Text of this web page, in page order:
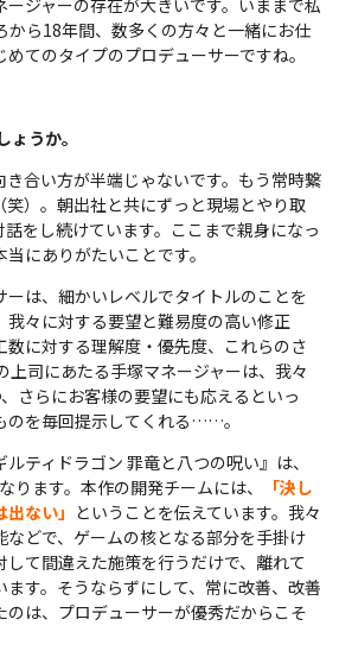
ジャーの存在が大きいです。いままで私
から18年間、数多くの方々と一緒にお仕
てのタイプのプロデューサーですね。
うか。
き合い方が半端じゃないです。もう常時繋
）。朝出社と共にずっと現場とやり取
話をし続けています。ここまで親身になっ
にありがたいことです。
ーは、細かいレベルでタイトルのことを
我々に対する要望と難易度の高い修正
数に対する理解度・優先度、これらのさ
上司にあたる手塚マネージャーは、我々
さらにお客様の要望にも応えるといっ
のを毎回提示してくれる……。
ティドラゴン 罪竜と八つの呪い』は、
ります。本作の開発チームには、
「決し
ない」 ということを伝えています。我々
などで、ゲームの核となる部分を手掛け
て間違えた施策を行うだけで、離れて
ます。そうならずにして、常に改善、改善
のは、プロデューサーが優秀だからこそ